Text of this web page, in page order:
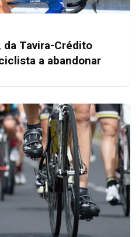
da Tavira-Crédito
a abandonar